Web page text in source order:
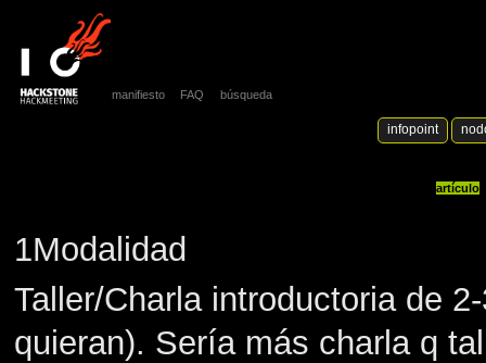
1Modalidad
Taller/Charla introductoria de
quieran). Sería más charla q
artículo
manifiesto FAQ búsqueda
infopoint